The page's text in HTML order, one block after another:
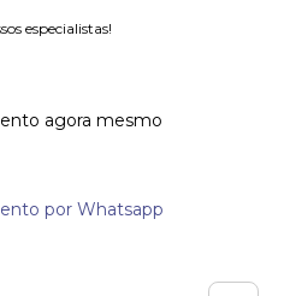
especialistas!
agora mesmo
por Whatsapp